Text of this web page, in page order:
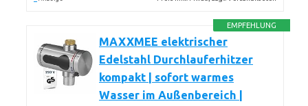
EMPFEHLUNG
MAXXMEE elektrischer
Edelstahl Durchlauferhitzer
kompakt | sofort warmes
Wasser im Außenbereich |